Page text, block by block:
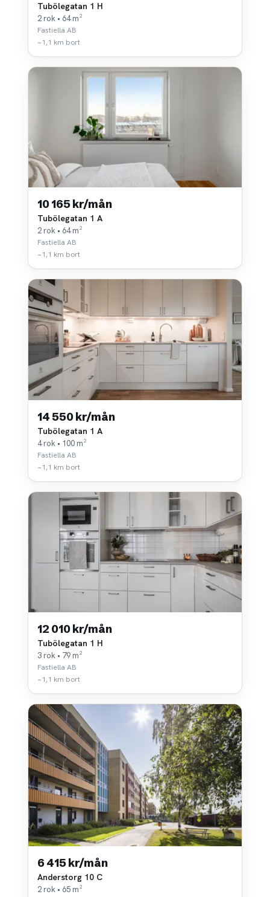
Tubölegatan 1 H
2 rok • 64 m²
Fastiella AB
~1,1 km bort
10 165 kr/mån
Tubölegatan 1 A
2 rok • 64 m²
Fastiella AB
~1,1 km bort
14 550 kr/mån
Tubölegatan 1 A
4 rok • 100 m²
Fastiella AB
~1,1 km bort
12 010 kr/mån
Tubölegatan 1 H
3 rok • 79 m²
Fastiella AB
~1,1 km bort
6 415 kr/mån
Anderstorg 10 C
2 rok • 65 m²